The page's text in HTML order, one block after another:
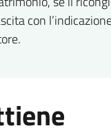
con